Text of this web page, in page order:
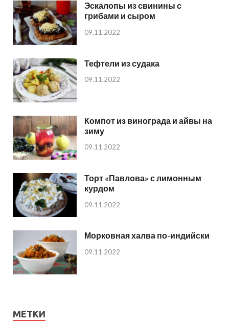
Эскалопы из свинины с
грибами и сыром
09.11.2022
Тефтели из судака
09.11.2022
Компот из винограда и айвы на
зиму
09.11.2022
Торт «Павлова» с лимонным
курдом
09.11.2022
Морковная халва по-индийски
09.11.2022
МЕТКИ